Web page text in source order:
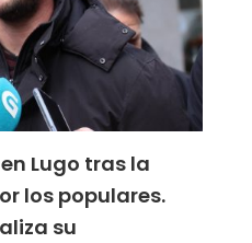
Lugo tras la
los populares.
su